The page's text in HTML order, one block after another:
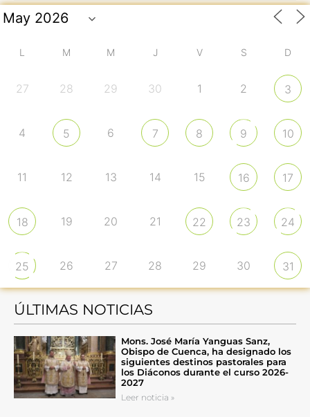
L M M J V S D
27 28 29 30 1 2 3
4 5 6 7 8 9 10
11 12 13 14 15 16 17
18 19 20 21 22 23 24
25 26 27 28 29 30 31
ÚLTIMAS NOTICIAS
Mons. José María Yanguas Sanz,
Obispo de Cuenca, ha designado los
siguientes destinos pastorales para
los Diáconos durante el curso 2026-
2027
Leer noticia »